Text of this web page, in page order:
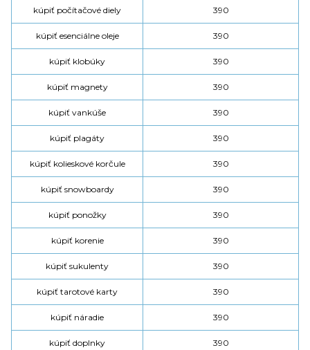
kúpiť počítačové diely 390
kúpiť esenciálne oleje 390
kúpiť klobúky 390
kúpiť magnety 390
kúpiť vankúše 390
kúpiť plagáty 390
kúpiť kolieskové korčule 390
kúpiť snowboardy 390
kúpiť ponožky 390
kúpiť korenie 390
kúpiť sukulenty 390
kúpiť tarotové karty 390
kúpiť náradie 390
kúpiť doplnky 390